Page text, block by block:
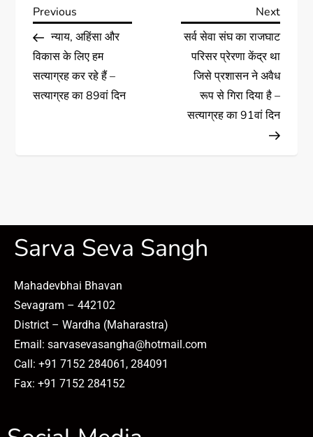
Previous
न्याय, अहिंसा और
विकास के लिए हम
सत्याग्रह कर रहे हैं –
सत्याग्रह का 89वां दिन
Next
सर्व सेवा संघ का राजघाट
परिसर प्रेरणा केंद्र था
जिसे प्रशासन ने अवैध
रूप से गिरा दिया है –
सत्याग्रह का 91वां दिन
Sarva Seva Sangh
Mahadevbhai Bhavan
Sevagram – 442102
District – Wardha (Maharastra)
Email: sarvasevasangha@hotmail.com
Call: +91 7152 284061, 284091
Fax: +91 7152 284152